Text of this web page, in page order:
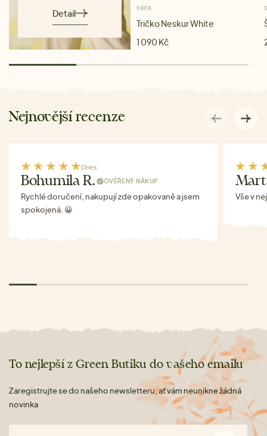
Detail SKFK
Tričko Neskur White
1 090 Kč
Nejnovější recenze
Dnes
Bohumila R. OVĚŘENÝ NÁKUP
Rychlé doručení, nakupují zde opakovaně a jsem
spokojená. 😀
Vše v
To nejlepší z Green Butiku do vašeho emailu
Zaregistrujte se do našeho newsletteru, ať vám neunikne žádná
novinka